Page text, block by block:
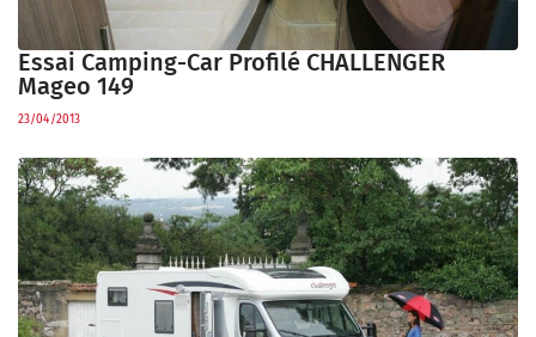
Essai Camping-Car Profilé CHALLENGER
Mageo 149
23/04/2013